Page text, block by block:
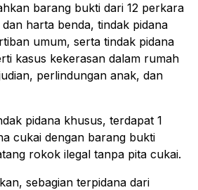
barang bukti dari 12 perkara
harta benda, tindak pidana
umum, serta tindak pidana
kasus kekerasan dalam rumah
perlindungan anak, dan
pidana khusus, terdapat 1
cukai dengan barang bukti
rokok ilegal tanpa pita cukai.
sebagian terpidana dari